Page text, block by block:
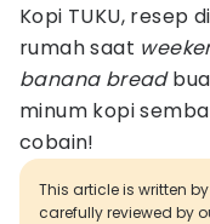
Kopi TUKU, resep
rumah saat
banana bread
minum kopi
cobain!
This article is written
carefully reviewed by